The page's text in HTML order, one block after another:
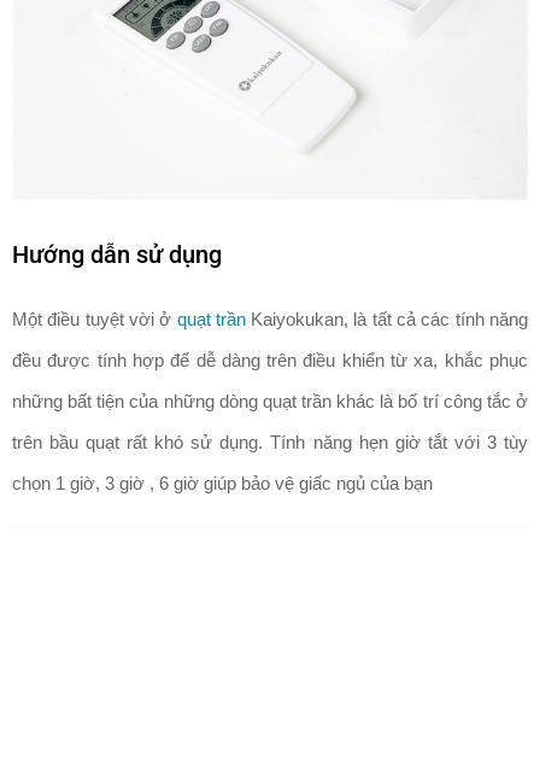
Hướng dẫn sử dụng
Một điều tuyệt vời ở quạt trầnKaiyokukan, là tất cả các tính năng
đều được tính hợp để dễ dàng trên điều khiển từ xa, khắc phục
những bất tiện của những dòng quạt trần khác là bố trí công tắc ở
trên bầu quạt rất khó sử dụng. Tính năng hẹn giờ tắt với 3 tùy
chọn 1 giờ, 3 giờ , 6 giờ giúp bảo vệ giấc ngủ của bạn